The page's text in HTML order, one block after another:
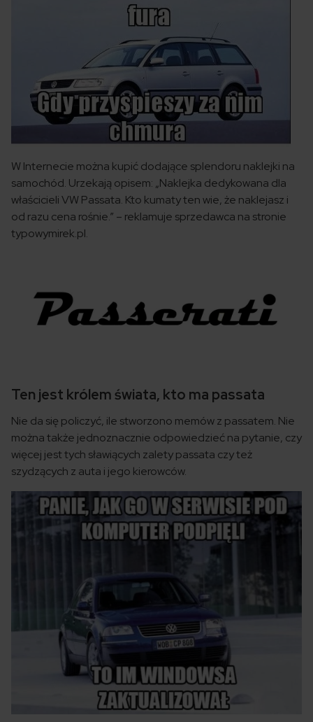
W Internecie można kupić dodające splendoru naklejki na
samochód. Urzekają opisem: „Naklejka dedykowana dla
właścicieli VW Passata. Kto kumaty ten wie, że naklejasz i
od razu cena rośnie.” – reklamuje sprzedawca na stronie
typowymirek.pl.
Ten jest królem świata, kto ma passata
Nie da się policzyć, ile stworzono memów z passatem. Nie
można także jednoznacznie odpowiedzieć na pytanie, czy
więcej jest tych sławiących zalety passata czy też
szydzących z auta i jego kierowców.